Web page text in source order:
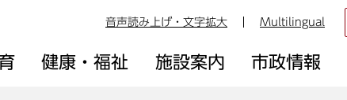
音声読み上げ・文字拡大 Multilingual
健康・福祉 施設案内 市政情報